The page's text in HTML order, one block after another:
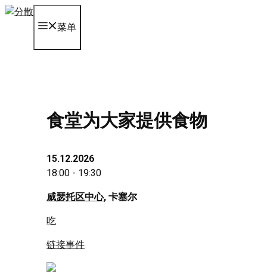
Skip
菜单
食堂为大家提供食物
15.12.2026
18:00 - 19:30
威瑟托区中心, 卡塞尔
吃
链接事件